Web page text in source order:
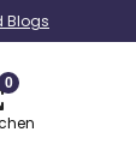
Blogs
0